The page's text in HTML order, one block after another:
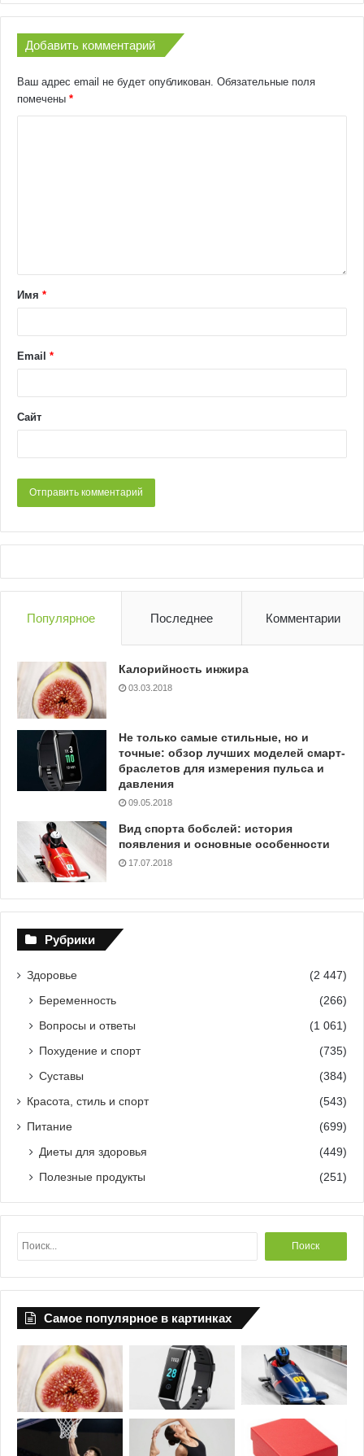
Добавить комментарий
Ваш адрес email не будет опубликован. Обязательные поля
помечены *
Имя *
Email *
Сайт
Популярное Последнее Комментарии
Калорийность инжира
03.03.2018
Не только самые стильные, но и
точные: обзор лучших моделей смарт-
браслетов для измерения пульса и
давления
09.05.2018
Вид спорта бобслей: история
появления и основные особенности
17.07.2018
Рубрики
Здоровье (2 447)
Беременность
(266)
Вопросы и ответы
(1 061)
Похудение и спорт
(735)
Суставы
(384)
Красота, стиль и спорт (543)
Питание (699)
Диеты для здоровья
(449)
Полезные продукты
(251)
й
т
и
Самое популярное в картинках